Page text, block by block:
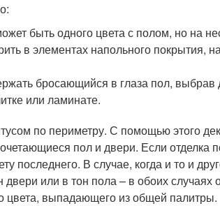
быть одного цвета с полом, но на
в элементах напольного покрытия,
бросающийся в глаза пол, выбрав
или ламинате.
по периметру. С помощью этого
пол и двери. Если отделка
последнего. В случае, когда и то и
или в тон пола – в обоих случаях
цвета, выпадающего из общей палитры.